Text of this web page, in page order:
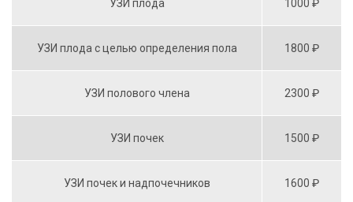
УЗИ плода 1000 ₽
УЗИ плода с целью определения пола 1800 ₽
УЗИ полового члена 2300 ₽
УЗИ почек 1500 ₽
УЗИ почек и надпочечников 1600 ₽